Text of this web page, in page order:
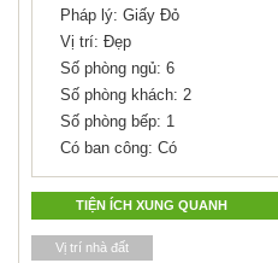
Pháp lý: Giấy Đỏ
Vị trí: Đẹp
Số phòng ngủ: 6
Số phòng khách: 2
Số phòng bếp: 1
Có ban công: Có
TIỆN ÍCH XUNG QUANH
Vị trí nhà đất